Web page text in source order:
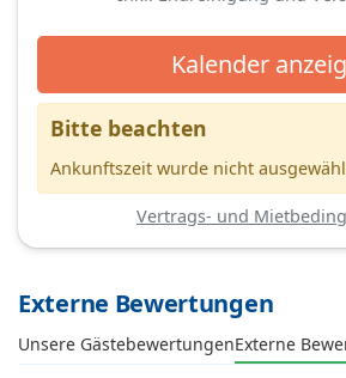
Kalender
Bitte beachten
Ankunftszeit wurde nicht
Vertrags- und
Externe Bewertungen
Unsere GästebewertungenExterne